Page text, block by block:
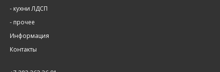
- кухни ЛДСП
- прочее
Информация
Контакты